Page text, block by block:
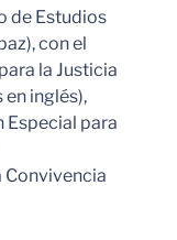
de Estudios
con el
la Justicia
en inglés),
Especial para
Convivencia